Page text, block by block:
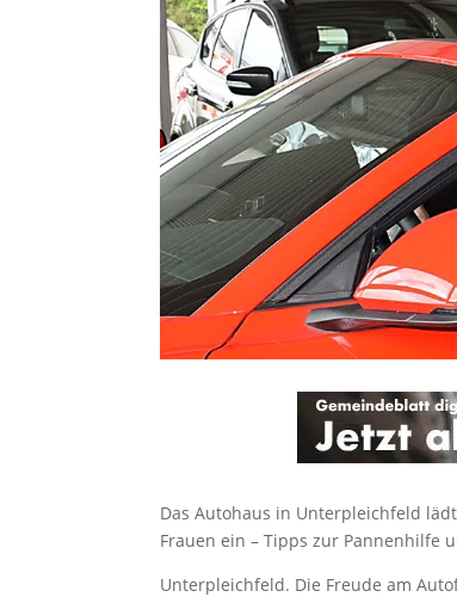
Das Autohaus in Unterpleichfeld
Frauen ein – Tipps zur Pannenhilfe
Unterpleichfeld. Die Freude am